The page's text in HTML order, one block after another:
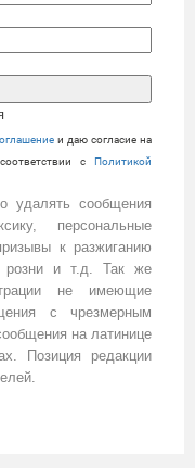
и даю согласие на
с Политикой
удалять сообщения
персональные
к разжиганию
розни и т.д. Так же
не имеющие
с чрезмерным
на латинице
Позиция редакции